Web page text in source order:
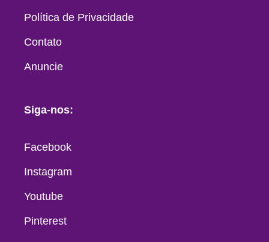
Política de Privacidade
Contato
Anuncie
Siga-nos:
Facebook
Instagram
Youtube
Pinterest